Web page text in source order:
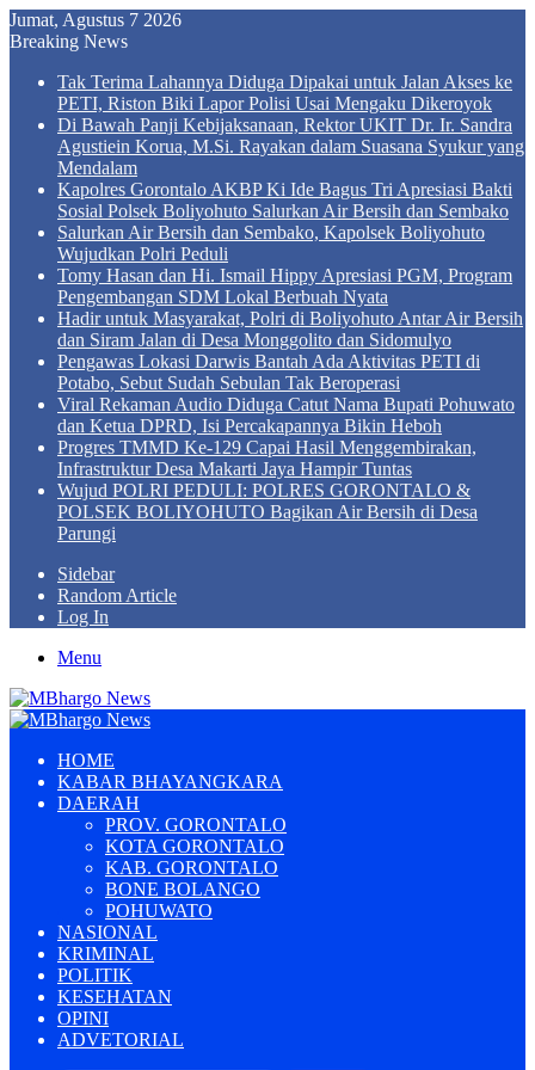
Jumat, Agustus 7 2026
Breaking News
Tak Terima Lahannya Diduga Dipakai untuk Jalan Akses ke
PETI, Riston Biki Lapor Polisi Usai Mengaku Dikeroyok
Di Bawah Panji Kebijaksanaan, Rektor UKIT Dr. Ir. Sandra
Agustiein Korua, M.Si. Rayakan dalam Suasana Syukur yang
Mendalam
Kapolres Gorontalo AKBP Ki Ide Bagus Tri Apresiasi Bakti
Sosial Polsek Boliyohuto Salurkan Air Bersih dan Sembako
Salurkan Air Bersih dan Sembako, Kapolsek Boliyohuto
Wujudkan Polri Peduli
Tomy Hasan dan Hi. Ismail Hippy Apresiasi PGM, Program
Pengembangan SDM Lokal Berbuah Nyata
Hadir untuk Masyarakat, Polri di Boliyohuto Antar Air Bersih
dan Siram Jalan di Desa Monggolito dan Sidomulyo
Pengawas Lokasi Darwis Bantah Ada Aktivitas PETI di
Potabo, Sebut Sudah Sebulan Tak Beroperasi
Viral Rekaman Audio Diduga Catut Nama Bupati Pohuwato
dan Ketua DPRD, Isi Percakapannya Bikin Heboh
Progres TMMD Ke-129 Capai Hasil Menggembirakan,
Infrastruktur Desa Makarti Jaya Hampir Tuntas
Wujud POLRI PEDULI: POLRES GORONTALO &
POLSEK BOLIYOHUTO Bagikan Air Bersih di Desa
Parungi
Sidebar
Random Article
Log In
Menu
HOME
KABAR BHAYANGKARA
DAERAH
PROV. GORONTALO
KOTA GORONTALO
KAB. GORONTALO
BONE BOLANGO
POHUWATO
NASIONAL
KRIMINAL
POLITIK
KESEHATAN
OPINI
ADVETORIAL